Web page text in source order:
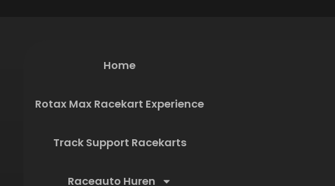
Home
Rotax Max Racekart Experience
Track Support Racekarts
Raceauto Huren